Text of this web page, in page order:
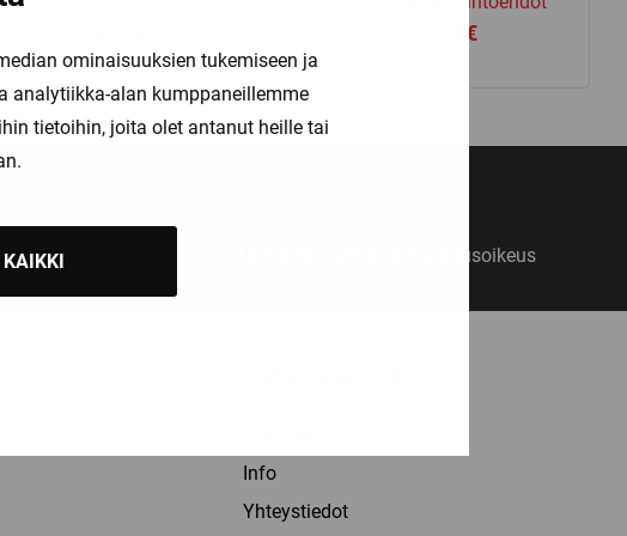
ominaisuuksien tukemiseen ja
analytiikka-alan kumppaneillemme
tietoihin, joita olet antanut heille tai
€
14 päivän vaihto- ja palautusoikeus
Info
Yhteystiedot